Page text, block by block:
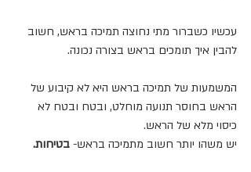
עכשיו כשברור מתי נחוצה תמיכה בראש, חשוב
להבין איך תומכים בראש בצורה נכונה.
המשמעות של תמיכה בראש היא לא קיבוע של
הראש בחוסר תנועה מוחלט, ובטח ובטח לא
כיסוי מלא של הראש.
יש משהו יותר חשוב מתמיכה בראש- בטיחות.